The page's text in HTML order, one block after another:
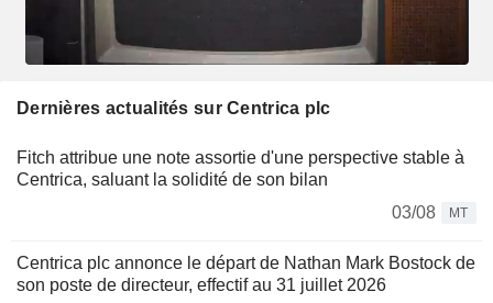
Dernières actualités sur Centrica plc
Fitch attribue une note assortie d'une perspective stable à
Centrica, saluant la solidité de son bilan
03/08
MT
Centrica plc annonce le départ de Nathan Mark Bostock de
son poste de directeur, effectif au 31 juillet 2026